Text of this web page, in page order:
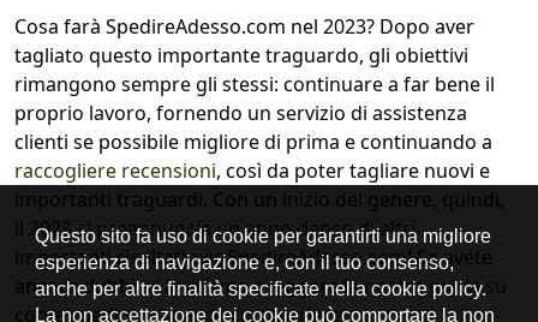
Cosa farà SpedireAdesso.com nel 2023? Dopo aver
tagliato questo importante traguardo, gli obiettivi
rimangono sempre gli stessi: continuare a far bene il
proprio lavoro, fornendo un servizio di assistenza
clienti se possibile migliore di prima e continuando a
raccogliere recensioni, così da poter tagliare nuovi e
importanti traguardi. Con un inizio del genere, quindi,
il 2023 si preannuncia un anno denso di altri
importanti risultati per SpedireAdesso.com! Se avete
ancora dubbi, vi invitiamo a leggere la nostraguida su
come spedire un pacco con corriere.